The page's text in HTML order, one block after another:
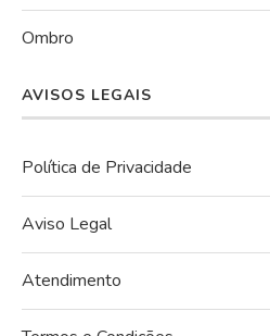
Ombro
AVISOS LEGAIS
Política de Privacidade
Aviso Legal
Atendimento